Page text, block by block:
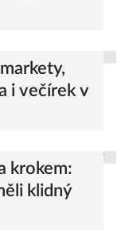
i večírek v
krokem:
klidný